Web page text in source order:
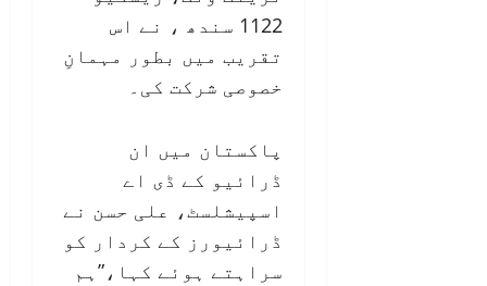
1122 سندھ ، نے اس
تقریب میں بطور مہمانِ
خصوصی شرکت کی۔
پاکستان میں ان
ڈرائیو کے ڈی اے
اسپیشلسٹ، علی حسن نے
ڈرائیورز کے کردار کو
سراہتے ہوئے کہا،”ہم